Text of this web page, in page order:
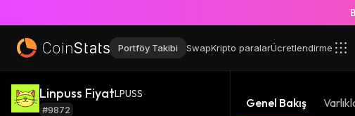
Portföy Takibi SwapKripto paralarÜcretlendirme
Linpuss FiyatLPUSS
#9872 Genel Bakış